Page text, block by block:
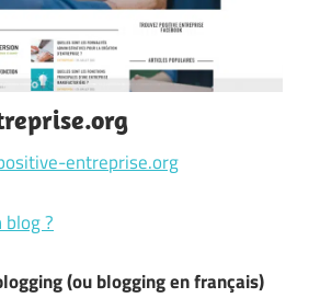
entreprise.org
blog ?
(ou blogging en français)